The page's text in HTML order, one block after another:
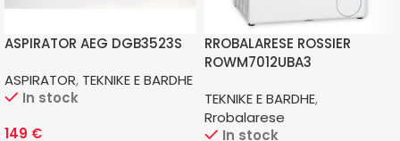
ASPIRATOR AEG DGB3523S
ASPIRATOR, TEKNIKE E BARDHE
In stock
149 €
RROBALARESE ROSSIER
ROWM7012UBA3
TEKNIKE E BARDHE,
Rrobalarese
In stock